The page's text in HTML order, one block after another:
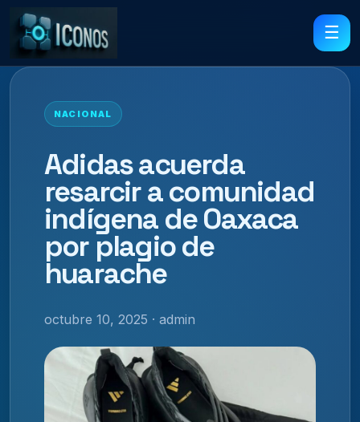
☰
NACIONAL
Adidas acuerda
resarcir a comunidad
indígena de Oaxaca
por plagio de
huarache
octubre 10, 2025 · admin